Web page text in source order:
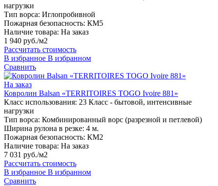
нагрузки
Тип ворса: Иглопробивной
Пожарная безопасность: КМ5
Наличие товара: На заказ
1 940 руб./м2
Рассчитать стоимость
В избранное В избранном
Сравнить
На заказ
Ковролин Balsan «TERRITOIRES TOGO Ivoire 881»
Класс использования: 23 Класс - бытовой, интенсивные
нагрузки
Тип ворса: Комбинированный ворс (разрезной и петлевой)
Ширина рулона в резке: 4 м.
Пожарная безопасность: КМ2
Наличие товара: На заказ
7 031 руб./м2
Рассчитать стоимость
В избранное В избранном
Сравнить